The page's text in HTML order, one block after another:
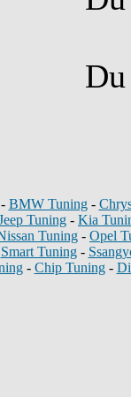
BMW Tuning-
Tuning - Kia
Tuning - Opel
Smart Tuning-
- Chip Tuning-